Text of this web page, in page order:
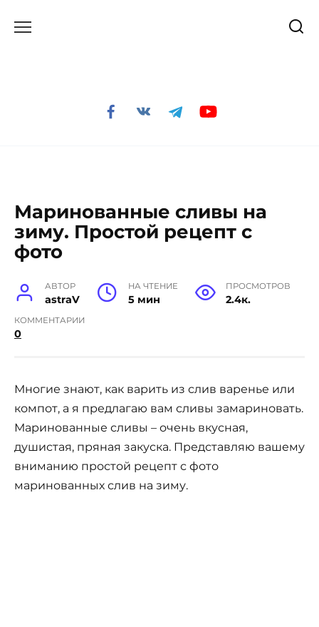
Маринованные сливы на
зиму. Простой рецепт с
фото
АВТОР
astraV
НА ЧТЕНИЕ
5 мин
ПРОСМОТРОВ
2.4к.
КОММЕНТАРИИ
0
Многие знают, как варить из слив варенье или
компот, а я предлагаю вам сливы замариновать.
Маринованные сливы – очень вкусная,
душистая, пряная закуска. Представляю вашему
вниманию простой рецепт с фото
маринованных слив на зиму.